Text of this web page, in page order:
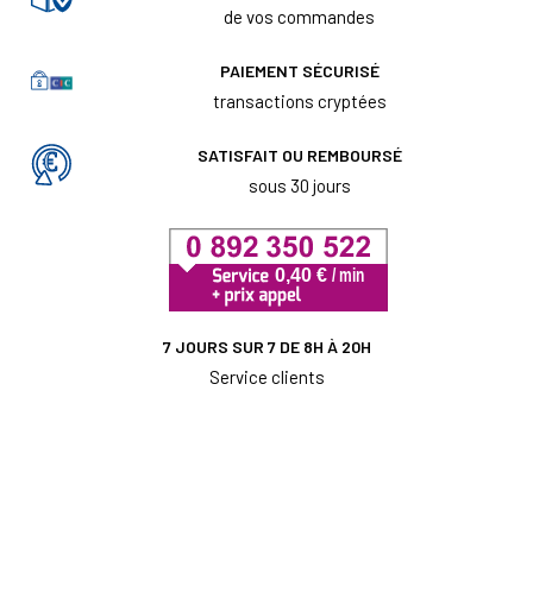
de vos commandes
PAIEMENT SÉCURISÉ
transactions cryptées
SATISFAIT OU REMBOURSÉ
sous 30 jours
7 JOURS SUR 7 DE 8H À 20H
Service clients